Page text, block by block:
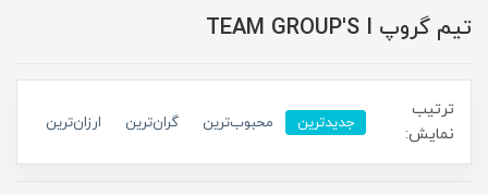
تیم گروپ TEAM GROUP'S I
ترتیب
نمایش:
جدیدترین محبوب‌ترین گران‌ترین ارزان‌ترین